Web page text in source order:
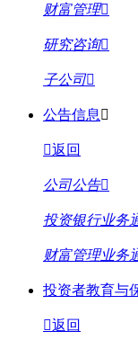
财富管理
研究咨询
子公司
公告信息
返回
公司公告
投资银行业务
财富管理业务
投资者教育与
返回